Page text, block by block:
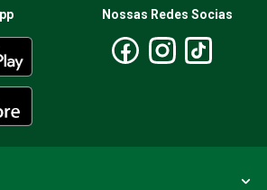
Nossas Redes Socias